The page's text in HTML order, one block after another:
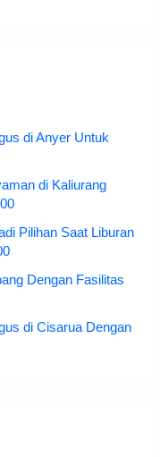
di Anyer Untuk
di Kaliurang
Pilihan Saat Liburan
Dengan Fasilitas
di Cisarua Dengan